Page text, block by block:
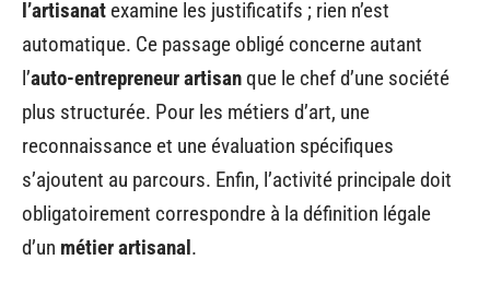
l’artisanat examine les justificatifs ; rien n’est
automatique. Ce passage obligé concerne autant
l’auto-entrepreneur artisanque le chef d’une société
plus structurée. Pour les métiers d’art, une
reconnaissance et une évaluation spécifiques
s’ajoutent au parcours. Enfin, l’activité principale doit
obligatoirement correspondre à la définition légale
d’un métier artisanal.